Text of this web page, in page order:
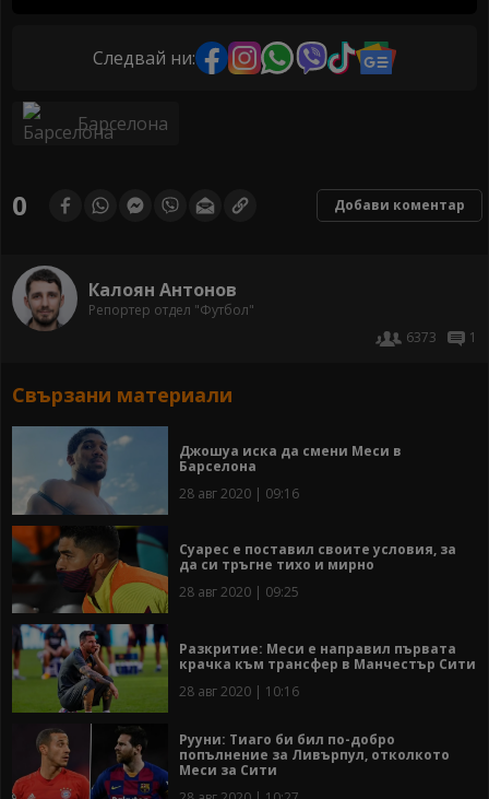
Следвай ни:
Барселона
0 Добави коментар
Калоян Антонов
Репортер отдел "Футбол"
6373
1
Свързани материали
Джошуа иска да смени Меси в
Барселона
28 авг 2020 | 09:16
Суарес е поставил своите условия, за
да си тръгне тихо и мирно
28 авг 2020 | 09:25
Разкритие: Меси е направил първата
крачка към трансфер в Манчестър Сити
28 авг 2020 | 10:16
Рууни: Тиаго би бил по-добро
попълнение за Ливърпул, отколкото
Меси за Сити